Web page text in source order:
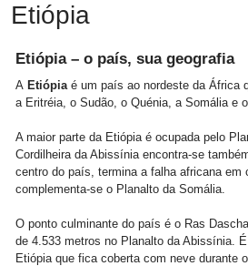
Etiópia
Etiópia – o país, sua geografia
A Etiópiaé um país ao nordeste da África
a Eritréia, o Sudão, o Quénia, a Somália e
A maior parte da Etiópia é ocupada pelo
Cordilheira da Abissínia encontra-se
centro do país, termina a falha africana em
complementa-se o Planalto da Somália.
O ponto culminante do país é o Ras
de 4.533 metros no Planalto da Abissínia.
Etiópia que fica coberta com neve durante